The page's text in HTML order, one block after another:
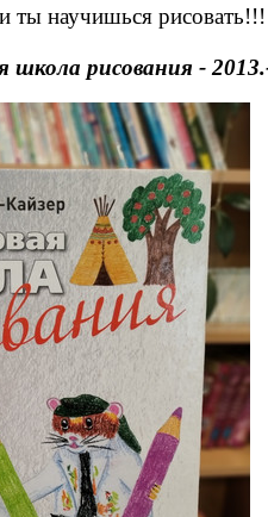
ты научишься рисовать!!!
школа рисования -